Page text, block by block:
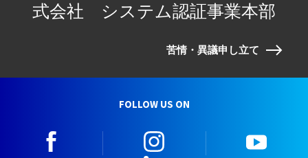
式会社 システム認証事業本部
苦情・異議申し立て
FOLLOW US ON